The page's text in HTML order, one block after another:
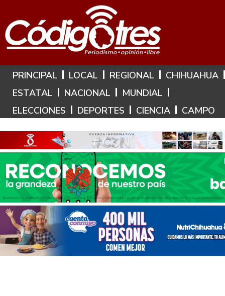
Hoy es: 9 de Agosto de 2026
PRINCIPAL LOCAL REGIONAL
CHIHUAHUA
ESTATAL
NACIONAL
MUNDIAL
ELECCIONES
DEPORTES CIENCIA CAMPO